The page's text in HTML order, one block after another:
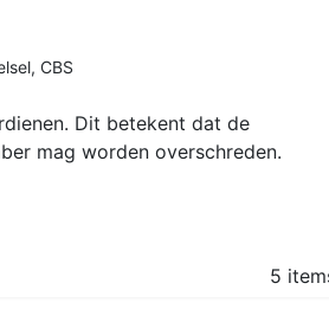
, CBS
Dit betekent dat de
mag worden overschreden.
5